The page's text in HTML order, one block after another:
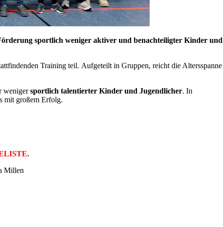
sportlich weniger aktiver und benachteiligter Kinder und
Training teil. Aufgeteilt in Gruppen, reicht die Altersspanne
wenigersportlich talentierter Kinder und Jugendlicher. In
mit großem Erfolg.
Millen